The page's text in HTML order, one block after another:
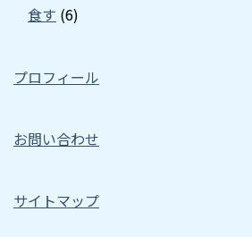
食す (6)
プロフィール
お問い合わせ
サイトマップ